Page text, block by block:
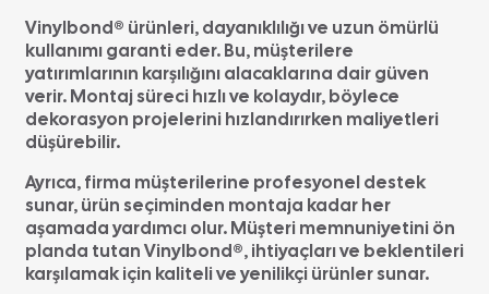
Vinylbond® ürünleri, dayanıklılığı ve uzun ömürlü
kullanımı garanti eder. Bu, müşterilere
yatırımlarının karşılığını alacaklarına dair güven
verir. Montaj süreci hızlı ve kolaydır, böylece
dekorasyon projelerini hızlandırırken maliyetleri
düşürebilir.
Ayrıca, firma müşterilerine profesyonel destek
sunar, ürün seçiminden montaja kadar her
aşamada yardımcı olur. Müşteri memnuniyetini ön
planda tutan Vinylbond®, ihtiyaçları ve beklentileri
karşılamak için kaliteli ve yenilikçi ürünler sunar.